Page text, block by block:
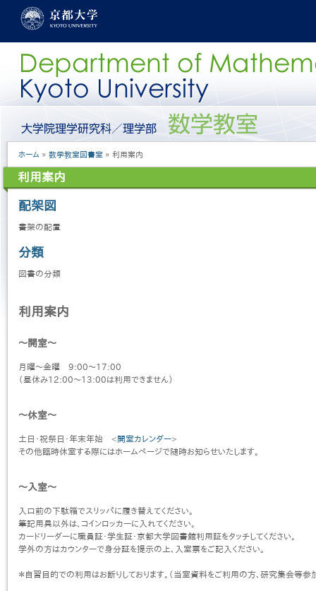
コ
に
ー
ル
ニ
［日
語］
パ
ン
く
ず
ホーム 数学教室図書室 利用案内
利用案内
配架図
書架の配置
分類
図書の分類
利用案内
〜開室〜
月曜〜金曜 9:00〜17:00
（昼休み12:00〜13:00は利用できません）
〜休室〜
土日・祝祭日・年末年始 <開室カレンダー>
その他臨時休室する際にはホームページで随時お知らせいたします。
〜入室〜
入口前の下駄箱でスリッパに履き替えてください。
筆記用具以外は、コインロッカーに入れてください。
カードリーダーに職員証・学生証・京都大学図書館利用証をタッチしてください。
学外の方はカウンターで身分証を提示の上、入室票をご記入ください。
＊自習目的での利用はお断りしております。（当室資料をご利用の方、研究集会等参